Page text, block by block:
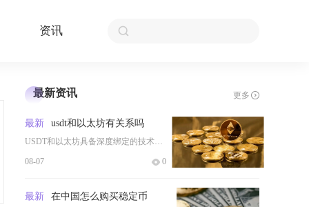
资讯
最新资讯 更多
最新 usdt和以太坊有关系吗
USDT和以太坊具备深度绑定的技术与生态关联，但二者属于完全独立的两类加密资产，不存在从属
08-07 0
最新 在中国怎么购买稳定币